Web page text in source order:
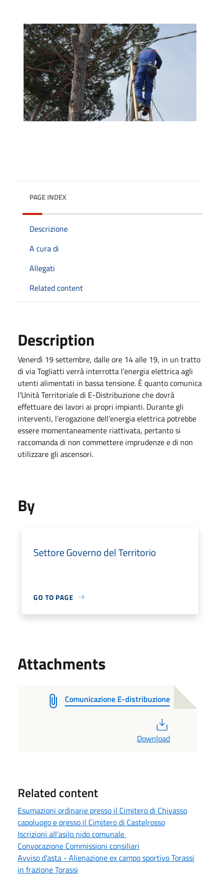
PAGE INDEX
Descrizione
A cura di
Allegati
Related content
Description
Venerdì 19 settembre, dalle ore 14 alle 19, in un tratto
di via Togliatti verrà interrotta l’energia elettrica agli
utenti alimentati in bassa tensione. È quanto comunica
l’Unità Territoriale di E-Distribuzione che dovrà
effettuare dei lavori ai propri impianti. Durante gli
interventi, l’erogazione dell’energia elettrica potrebbe
essere momentaneamente riattivata, pertanto si
raccomanda di non commettere imprudenze e di non
utilizzare gli ascensori.
By
Settore Governo del Territorio
GO TO PAGE
Attachments
Comunicazione E-distribuzione
Download
Related content
Esumazioni ordinarie presso il Cimitero di Chivasso
capoluogo e presso il Cimitero di Castelrosso
Iscrizioni all’asilo nido comunale
Convocazione Commissioni consiliari
Avviso d'asta - Alienazione ex campo sportivo Torassi
in frazione Torassi